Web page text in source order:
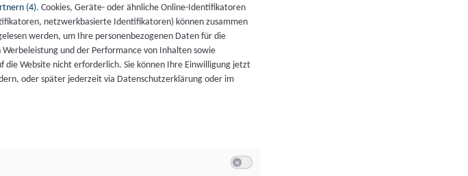
(4). Cookies, Geräte- oder ähnliche Online-Identifikatoren
netzwerkbasierte Identifikatoren) können zusammen
werden, um Ihre personenbezogenen Daten für die
und der Performance von Inhalten sowie
Website nicht erforderlich. Sie können Ihre Einwilligung jetzt
oder später jederzeit via Datenschutzerklärung oder im